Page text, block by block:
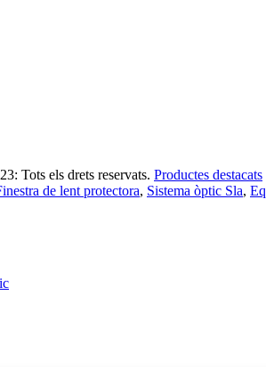
Tots els drets reservats. Productes destacats
de lent protectora, Sistema òptic Sla,